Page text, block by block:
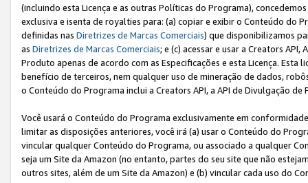
(incluindo esta Licença e as outras Políticas do Programa),
exclusiva e isenta de royalties para: (a) copiar e exibir o Conteúdo do
definidas nas Diretrizes de Marcas Comerciais) que disponibilizamos
as Diretrizes de Marcas Comerciais; e (c) acessar e usar a Creators
Produto apenas de acordo com as Especificações e esta Licença.
benefício de terceiros, nem qualquer uso de mineração de dados,
o Conteúdo do Programa inclui a Creators API, a API de Divulgação
Você usará o Conteúdo do Programa exclusivamente em
limitar as disposições anteriores, você irá (a) usar o Conteúdo do
vincular qualquer Conteúdo do Programa, ou associado a qualquer
seja um Site da Amazon (no entanto, partes do seu site que não
outros sites, além de um Site da Amazon) e (b) vincular cada uso do